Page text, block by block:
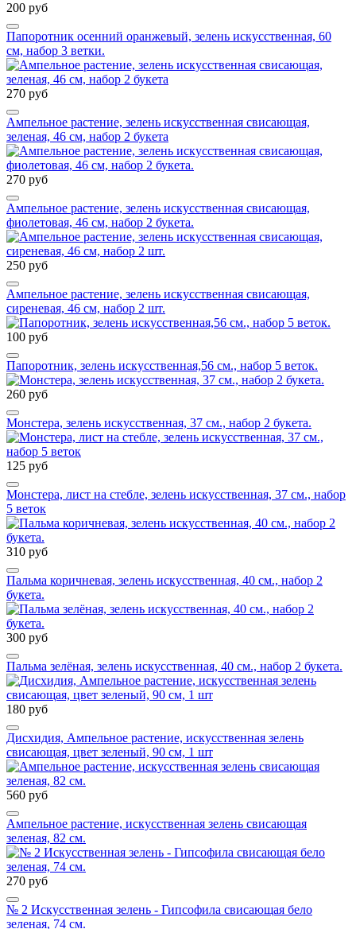
200 руб
Папоротник осенний оранжевый, зелень искусственная, 60
см, набор 3 ветки.
270 руб
Ампельное растение, зелень искусственная свисающая,
зеленая, 46 см, набор 2 букета
270 руб
Ампельное растение, зелень искусственная свисающая,
фиолетовая, 46 см, набор 2 букета.
250 руб
Ампельное растение, зелень искусственная свисающая,
сиреневая, 46 см, набор 2 шт.
100 руб
Папоротник, зелень искусственная,56 см., набор 5 веток.
260 руб
Монстера, зелень искусственная, 37 см., набор 2 букета.
125 руб
Монстера, лист на стебле, зелень искусственная, 37 см., набор
5 веток
310 руб
Пальма коричневая, зелень искусственная, 40 см., набор 2
букета.
300 руб
Пальма зелёная, зелень искусственная, 40 см., набор 2 букета.
180 руб
Дисхидия, Ампельное растение, искусственная зелень
свисающая, цвет зеленый, 90 см, 1 шт
560 руб
Ампельное растение, искусственная зелень свисающая
зеленая, 82 см.
270 руб
№ 2 Искусственная зелень - Гипсофила свисающая бело
зеленая, 74 см.